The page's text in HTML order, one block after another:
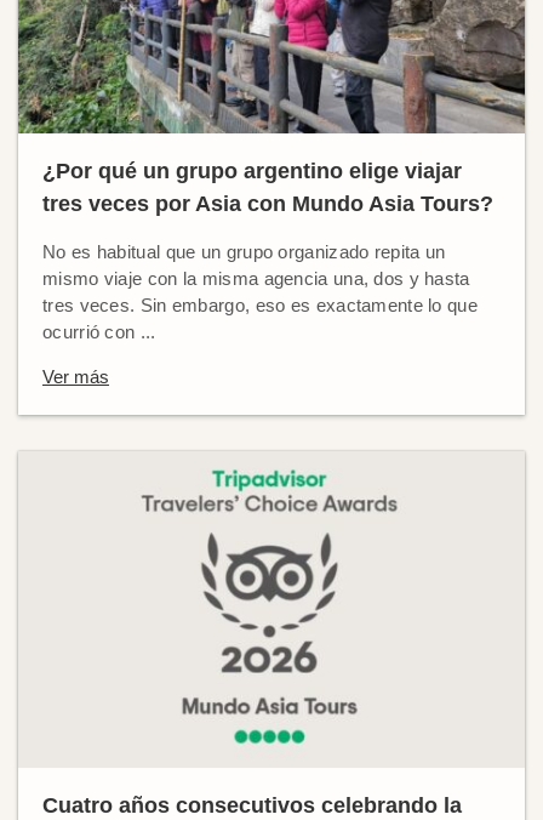
¿Por qué un grupo argentino elige viajar
tres veces por Asia con Mundo Asia Tours?
No es habitual que un grupo organizado repita un
mismo viaje con la misma agencia una, dos y hasta
tres veces. Sin embargo, eso es exactamente lo que
ocurrió con ...
Ver más
Cuatro años consecutivos celebrando la